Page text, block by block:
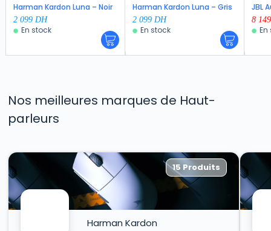
Harman Kardon Luna – Noir
2 099 DH
En stock
Harman Kardon Luna – Gris
2 099 DH
En stock
JBL
8
En
Nos meilleures marques de Haut-
parleurs
15 Produits
Harman Kardon